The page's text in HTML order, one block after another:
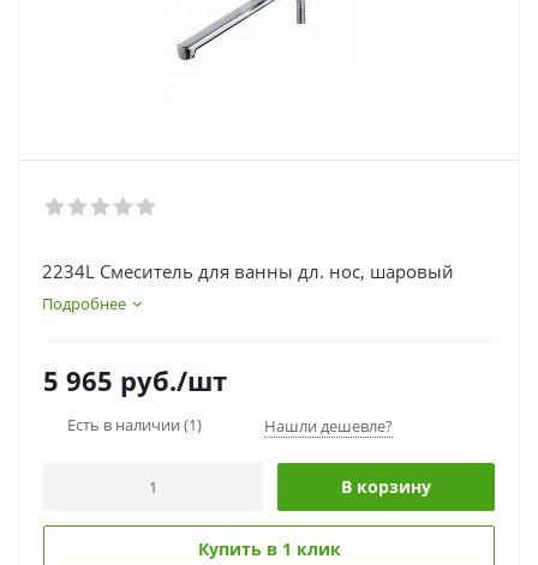
2234L Смеситель для ванны дл. нос, шаровый
Подробнее
5 965 руб./шт
Есть в наличии (1) Нашли дешевле?
В корзину
Купить в 1 клик